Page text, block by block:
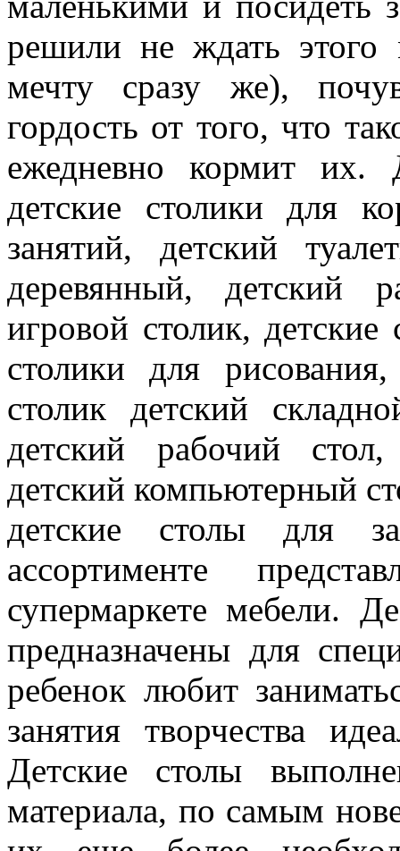
решили не ждать
мечту сразу же),
гордость от того, что
ежедневно кормит их.
детские столики для
занятий, детский
деревянный, детский
игровой столик, детские
столики для
столик детский
детский рабочий
детский компьютерный
детские столы для
ассортименте
супермаркете мебели.
предназначены для
ребенок любит
занятия творчества
Детские столы
материала, по самым